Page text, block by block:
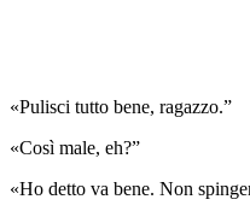
«Pulisci tutto bene, ragazzo.”
«Così male, eh?”
«Ho detto va bene. Non